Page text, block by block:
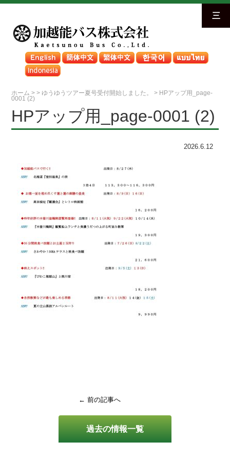
三
ホーム >> ゆうゆうツアー夏号受付開始しました。 > HPアップ用_page-
0001 (2)
過去の情報一覧
HPアップ用_page-0001 (2)
2026.6.12
← 前の記事へ